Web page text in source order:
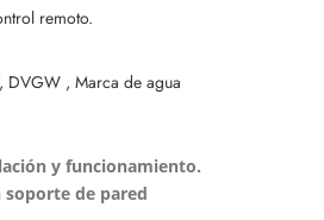
remoto.
DVGW , Marca de agua
y funcionamiento.
soporte de pared